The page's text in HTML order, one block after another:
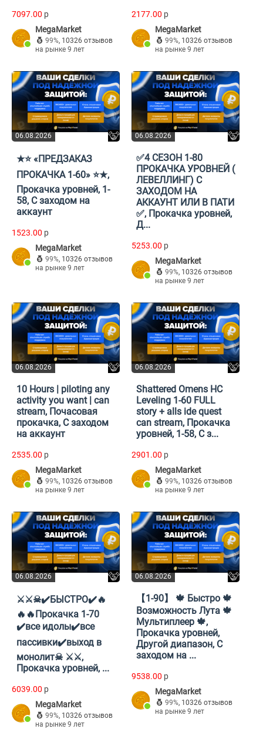
7097.00 p
MegaMarket
99%, 10326 отзывов
на рынке 9 лет
2177.00 p
MegaMarket
99%, 10326 отзывов
на рынке 9 лет
06.08.2026
★⭐ «ПРЕДЗАКАЗ
ПРОКАЧКА 1-60» ⭐★,
Прокачка уровней, 1-
58, С заходом на
аккаунт
1523.00 p
MegaMarket
99%, 10326 отзывов
на рынке 9 лет
06.08.2026
✅4 СЕЗОН 1-80
ПРОКАЧКА УРОВНЕЙ (
ЛЕВЕЛЛИНГ) С
ЗАХОДОМ НА
АККАУНТ ИЛИ В ПАТИ
✅, Прокачка уровней,
Д...
5253.00 p
MegaMarket
99%, 10326 отзывов
на рынке 9 лет
06.08.2026
10 Hours | piloting any
activity you want | can
stream, Почасовая
прокачка, С заходом
на аккаунт
2535.00 p
MegaMarket
99%, 10326 отзывов
на рынке 9 лет
06.08.2026
Shattered Omens HC
Leveling 1-60 FULL
story + alls ide quest
can stream, Прокачка
уровней, 1-58, С з...
2901.00 p
MegaMarket
99%, 10326 отзывов
на рынке 9 лет
06.08.2026
⚔️⚔️☠✔️БЫСТРО✔️🔥
🔥🔥Прокачка 1-70
✔️все идолы✔️все
пассивки✔️выход в
монолит☠ ⚔️⚔️,
Прокачка уровней, ...
6039.00 p
MegaMarket
99%, 10326 отзывов
на рынке 9 лет
06.08.2026
【1-90】 🍁 Быстро 🍁
Возможность Лута 🍁
Мультиплеер 🍁,
Прокачка уровней,
Другой диапазон, С
заходом на ...
9538.00 p
MegaMarket
99%, 10326 отзывов
на рынке 9 лет